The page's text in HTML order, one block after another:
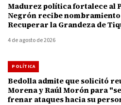
Madurez política fortalece al
Negrón recibe
Recuperar la Grandeza de
4 de agosto de 2026
POLÍTICA
Bedolla admite que solicitó
Morena y Raúl Morón para
frenar ataques hacia su